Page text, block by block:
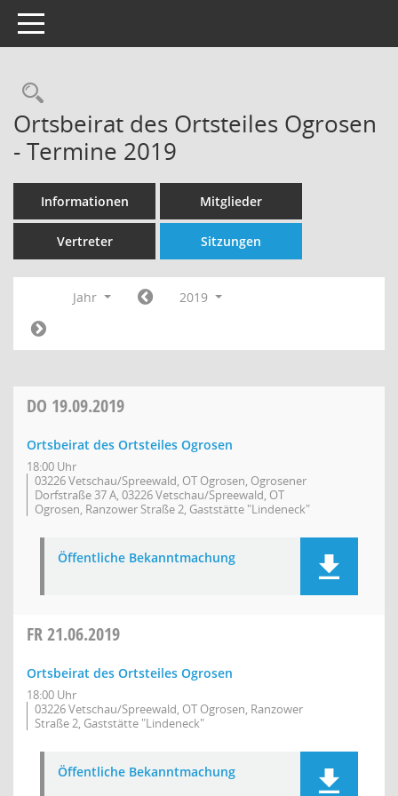
Toggle navigation
Rechercheauswahl
Ortsbeirat des Ortsteiles Ogrosen
- Termine 2019
Informationen Mitglieder
Vertreter Sitzungen
Jahr 2019
DO 19.09.2019
Ortsbeirat des Ortsteiles Ogrosen
18:00 Uhr
03226 Vetschau/Spreewald, OT Ogrosen, Ogrosener
Dorfstraße 37 A, 03226 Vetschau/Spreewald, OT
Ogrosen, Ranzower Straße 2, Gaststätte "Lindeneck"
Öffentliche Bekanntmachung
FR21.06.2019
Ortsbeirat des Ortsteiles Ogrosen
18:00 Uhr
03226 Vetschau/Spreewald, OT Ogrosen, Ranzower
Straße 2, Gaststätte "Lindeneck"
Öffentliche Bekanntmachung